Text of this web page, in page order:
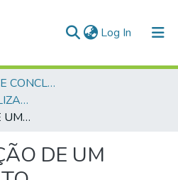
Log In (current)
TRABALHOS DE CONCLUSÃO DE CURSO - CEGESP (CURSO DE ESPECIALIZAÇÃO EM GERENCIAMENTO EM SEGURANÇA PÚBLICA)
CURSO DE ESPECIALIZAÇÃO EM GERENCIAMENTO EM SEGURANÇA PÚBLICA - CEGESP - 2024
A IMPLANTAÇÃO DE UM PROCEDIMENTO OPERACIONAL PADRÃO VOLTADO AO ATENDIMENTO DE OCORRÊNCIAS ENVOLVENDO VÍTIMAS EM TENTATIVA DE SUICÍDIO NO ÂMBITO DO CORPO DE BOMBEIROS MILITAR DO ESTADO DE GOIÁS - CBMGO.
DE UM